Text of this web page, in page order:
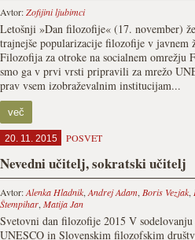
Avtor:Zofijini ljubimci
Letošnji »Dan filozofije« (17. november)
trajnejše popularizacije filozofije v
Filozofija za otroke na socialnem omrežju
smo ga v prvi vrsti pripravili za mrežo
prav vsem izobraževalnim institucijam...
več
20. 11. 2015 POSVET
Nevedni učitelj, sokratski učitelj
Avtor:Alenka Hladnik, Andrej Adam, Boris Vezjak,
Štempihar, Matija Jan
Svetovni dan filozofije 2015 V
UNESCO in Slovenskim filozofskim